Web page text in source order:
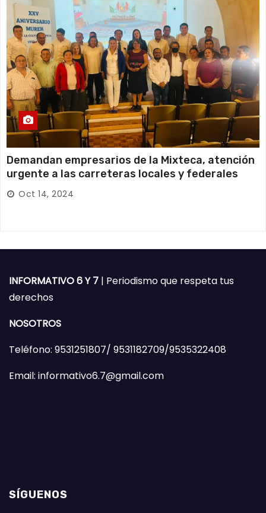
Demandan empresarios de la Mixteca, atención
urgente a las carreteras locales y federales
Oct 14, 2024
INFORMATIVO 6 Y 7 | Periodismo que respeta tus
derechos
NOSOTROS
Teléfono: 9531251807/ 9531182709/9535322408
Email: informativo6.7@gmail.com
SÍGUENOS